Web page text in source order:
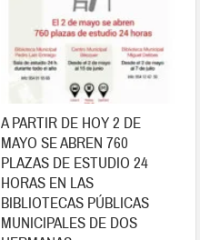
A PARTIR DE HOY 2 DE
MAYO SE ABREN 760
PLAZAS DE ESTUDIO 24
HORAS EN LAS
BIBLIOTECAS PÚBLICAS
MUNICIPALES DE DOS